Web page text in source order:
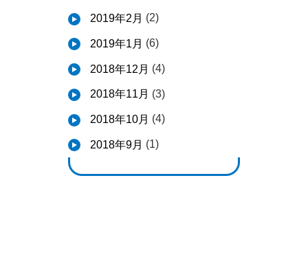
2019年2月 (2)
2019年1月 (6)
2018年12月 (4)
2018年11月 (3)
2018年10月 (4)
2018年9月 (1)